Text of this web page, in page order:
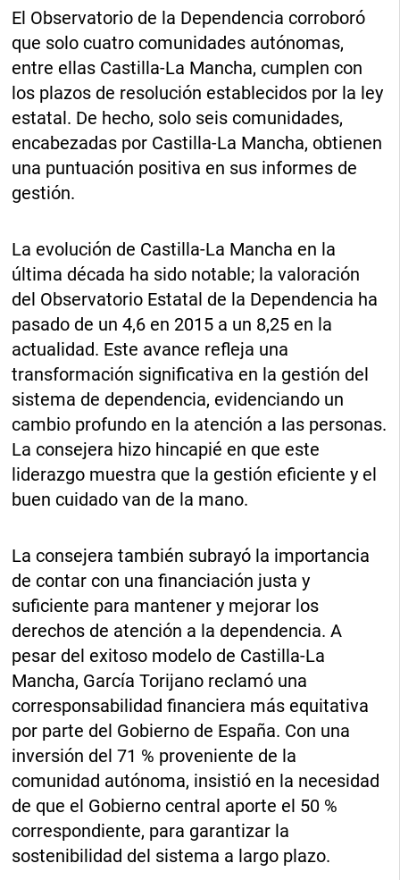
El Observatorio de la Dependencia corroboró
que solo cuatro comunidades autónomas,
entre ellas Castilla-La Mancha, cumplen con
los plazos de resolución establecidos por la ley
estatal. De hecho, solo seis comunidades,
encabezadas por Castilla-La Mancha, obtienen
una puntuación positiva en sus informes de
gestión.
La evolución de Castilla-La Mancha en la
última década ha sido notable; la valoración
del Observatorio Estatal de la Dependencia ha
pasado de un 4,6 en 2015 a un 8,25 en la
actualidad. Este avance refleja una
transformación significativa en la gestión del
sistema de dependencia, evidenciando un
cambio profundo en la atención a las personas.
La consejera hizo hincapié en que este
liderazgo muestra que la gestión eficiente y el
buen cuidado van de la mano.
La consejera también subrayó la importancia
de contar con una financiación justa y
suficiente para mantener y mejorar los
derechos de atención a la dependencia. A
pesar del exitoso modelo de Castilla-La
Mancha, García Torijano reclamó una
corresponsabilidad financiera más equitativa
por parte del Gobierno de España. Con una
inversión del 71 % proveniente de la
comunidad autónoma, insistió en la necesidad
de que el Gobierno central aporte el 50 %
correspondiente, para garantizar la
sostenibilidad del sistema a largo plazo.